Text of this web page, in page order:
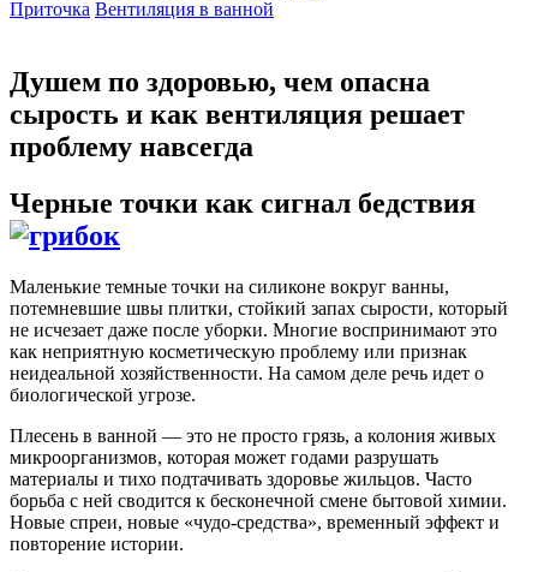
Приточка Вентиляция в ванной
Душем по здоровью, чем опасна
сырость и как вентиляция решает
проблему навсегда
Черные точки как сигнал бедствия
Маленькие темные точки на силиконе вокруг ванны,
потемневшие швы плитки, стойкий запах сырости, который
не исчезает даже после уборки. Многие воспринимают это
как неприятную косметическую проблему или признак
неидеальной хозяйственности. На самом деле речь идет о
биологической угрозе.
Плесень в ванной — это не просто грязь, а колония живых
микроорганизмов, которая может годами разрушать
материалы и тихо подтачивать здоровье жильцов. Часто
борьба с ней сводится к бесконечной смене бытовой химии.
Новые спреи, новые «чудо‑средства», временный эффект и
повторение истории.